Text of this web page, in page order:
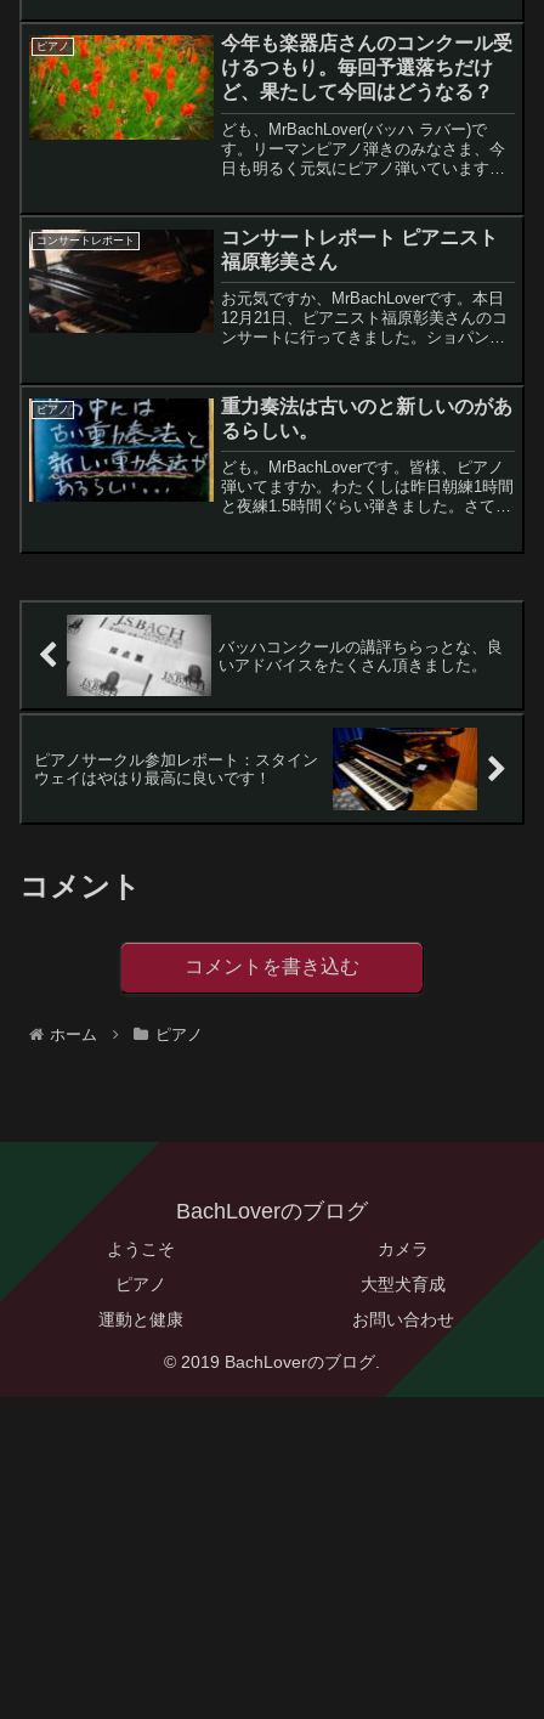
会の様子なども書いてみようと思います
ピアノ
今年も楽器店さんのコンクール受
けるつもり。毎回予選落ちだけ
ど、果たして今回はどうなる？
ども、MrBachLover(バッハ ラバー)で
す。リーマンピアノ弾きのみなさま、今
日も明るく元気にピアノ弾いています
（レッスンの1時間を含みます）。さて、
今回は楽器...
コンサートレポート
コンサートレポート ピアニスト
福原彰美さん
お元気ですか、MrBachLoverです。本日
12月21日、ピアニスト福原彰美さんのコ
ンサートに行ってきました。ショパンメ
ン:ワルツ作品18、作品34-1,...
ピアノ
重力奏法は古いのと新しいのがあ
るらしい。
ども。MrBachLoverです。皆様、ピアノ
弾いてますか。わたくしは昨日朝練1時間
と夜練1.5時間ぐらい弾きました。さて、
バッハコンクールの講評ちらっとな、良
いアドバイスをたくさん頂きました。
ピアノサークル参加レポート：スタイン
ウェイはやはり最高に良いです！
コメント
コメントを書き込む
ホーム ピアノ
BachLoverのブログ
ようこそ
カメラ
ピアノ
大型犬育成
運動と健康
お問い合わせ
© 2019 BachLoverのブログ.